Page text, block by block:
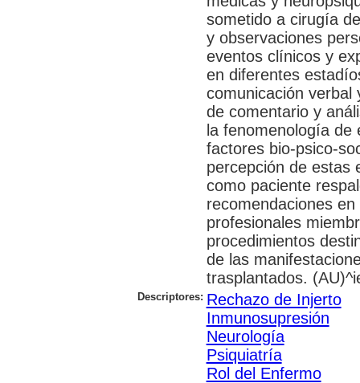
sometido a cirugía
y observaciones
eventos clínicos y
en diferentes
comunicación verbal
de comentario y
la fenomenología de
factores bio-psico-
percepción de estas
como paciente
recomendaciones
profesionales
procedimientos
de las
trasplantados.
Descriptores: Rechazo de Injerto
Inmunosupresión
Neurología
Psiquiatría
Rol del Enfermo